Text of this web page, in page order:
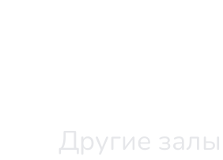
Другие залы